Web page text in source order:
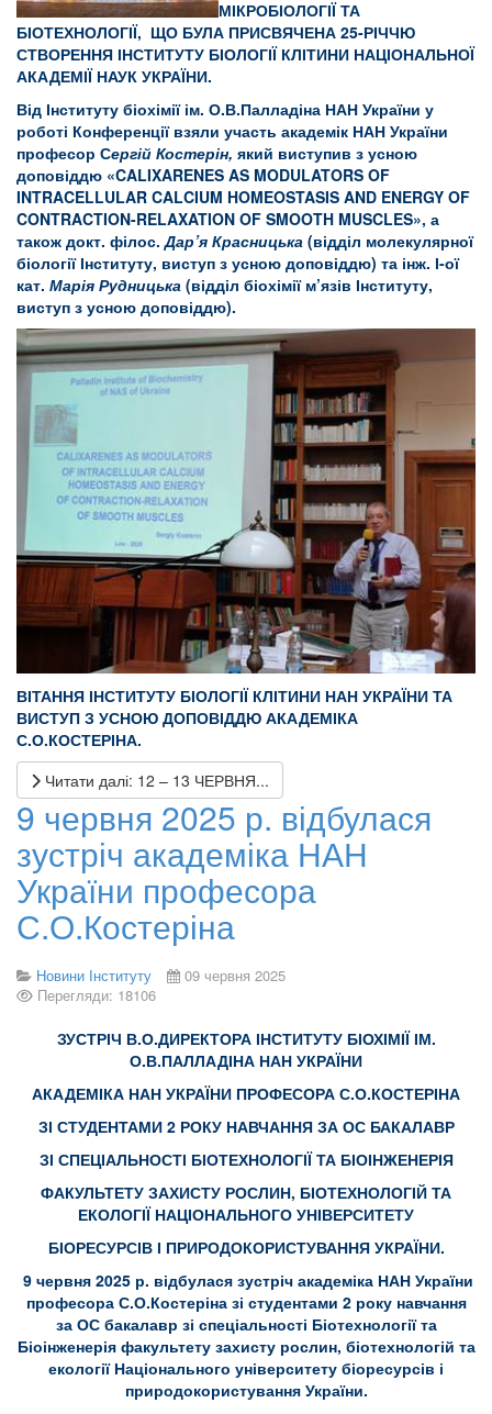
МІКРОБІОЛОГІЇ ТА
БІОТЕХНОЛОГІЇ, ЩО БУЛА ПРИСВЯЧЕНА 25-РІЧЧЮ
СТВОРЕННЯ ІНСТИТУТУ БІОЛОГІЇ КЛІТИНИ НАЦІОНАЛЬНОЇ
АКАДЕМІЇ НАУК УКРАЇНИ.
Від Інституту біохімії ім. О.В.Палладіна НАН України у
роботі Конференції взяли участь академік НАН України
професор Сергій Костерін, який виступив з усною
доповіддю «CALIXARENES AS MODULATORS OF
INTRACELLULAR CALCIUM HOMEOSTASIS AND ENERGY OF
CONTRACTION-RELAXATION OF SMOOTH MUSCLES», а
також докт. філос.Дар’я Красницька (відділ молекулярної
біології Інституту, виступ з усною доповіддю) та інж. І-ої
кат. Марія Рудницька (відділ біохімії м’язів Інституту,
виступ з усною доповіддю).
ВІТАННЯ ІНСТИТУТУ БІОЛОГІЇ КЛІТИНИ НАН УКРАЇНИ ТА
ВИСТУП З УСНОЮ ДОПОВІДДЮ АКАДЕМІКА
С.О.КОСТЕРІНА.
Читати далі: 12 – 13 ЧЕРВНЯ...
9 червня 2025 р. відбулася
зустріч академіка НАН
України професора
С.О.Костеріна
Новини Інституту
09 червня 2025
Перегляди: 18106
ЗУСТРІЧ В.О.ДИРЕКТОРА ІНСТИТУТУ БІОХІМІЇ ІМ.
О.В.ПАЛЛАДІНА НАН УКРАЇНИ
АКАДЕМІКА НАН УКРАЇНИ ПРОФЕСОРА С.О.КОСТЕРІНА
ЗІ СТУДЕНТАМИ 2 РОКУ НАВЧАННЯ ЗА ОС БАКАЛАВР
ЗІ СПЕЦІАЛЬНОСТІ БІОТЕХНОЛОГІЇ ТА БІОІНЖЕНЕРІЯ
ФАКУЛЬТЕТУ ЗАХИСТУ РОСЛИН, БІОТЕХНОЛОГІЙ ТА
ЕКОЛОГІЇ НАЦІОНАЛЬНОГО УНІВЕРСИТЕТУ
БІОРЕСУРСІВ І ПРИРОДОКОРИСТУВАННЯ УКРАЇНИ.
9 червня 2025 р. відбулася зустріч академіка НАН України
професора С.О.Костеріна зі студентами 2 року навчання
за ОС бакалавр зі спеціальності Біотехнології та
Біоінженерія факультету захисту рослин, біотехнологій та
екології Національного університету біоресурсів і
природокористування України.